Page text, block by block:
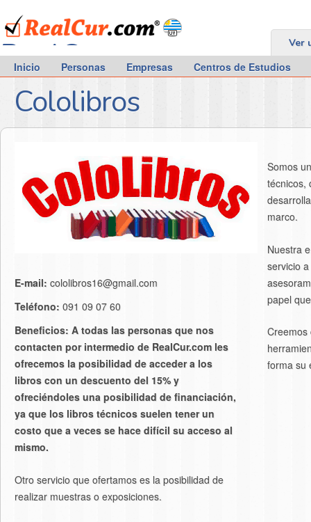
RealCur.com Ver
Inicio Personas Empresas Centros de Estudios
Cololibros
E-mail: cololibros16@gmail.com
Teléfono: 091 09 07 60
Beneficios: A todas las personas que nos
contacten por intermedio de RealCur.com les
ofrecemos la posibilidad de acceder a los
libros con un descuento del 15% y
ofreciéndoles una posibilidad de financiación,
ya que los libros técnicos suelen tener un
costo que a veces se hace difícil su acceso al
mismo.
Otro servicio que ofertamos es la posibilidad de
realizar muestras o exposiciones.
Somos
técnicos,
marco.
Nuestra
servicio
papel
Creemos
forma su